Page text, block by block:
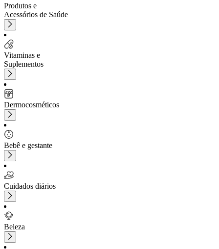
Produtos e
Acessórios de Saúde
Vitaminas e
Suplementos
Dermocosméticos
Bebê e gestante
Cuidados diários
Beleza